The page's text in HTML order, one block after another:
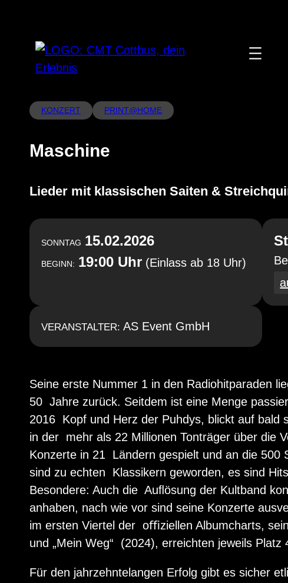
springen
KONZERT PRINT@HOME
Maschine
Lieder mit klassischen Saiten &
SONNTAG 15.02.2026
BEGINN: 19:00 Uhr (Einlass ab 18 Uhr)
VERANSTALTER: AS Event GmbH
Seine erste Nummer 1 in den Radiohitparaden
50 Jahre zurück. Seitdem ist eine Menge
2016 Kopf und Herz der Puhdys, blickt auf bald
in der mehr als 22 Millionen Tonträger über die
Konzerte in 21 Ländern gespielt und an die 500
sind zu echten Klassikern geworden, es sind
Besondere: Auch die Auﬂösung der Kultband
anhaben, nach wie vor sind seine Konzerte
im ersten Viertel der oﬃziellen Albumcharts,
und „Mein Weg“ (2024), erreichten jeweils Platz
Für den jahrzehntelangen Erfolg gibt es sicher